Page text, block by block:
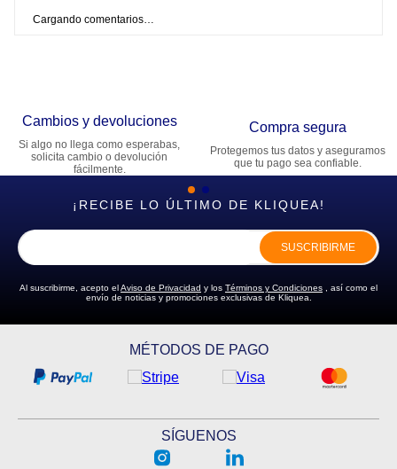
Cargando comentarios…
Cambios y devoluciones
Si algo no llega como esperabas,
solicita cambio o devolución
fácilmente.
Compra segura
Protegemos tus datos y aseguramos
que tu pago sea confiable.
¡RECIBE LO ÚLTIMO DE KLIQUEA!
SUSCRIBIRME
Al suscribirme, acepto elAviso de Privacidad y los Términos y Condiciones , así como el
envío de noticias y promociones exclusivas de Kliquea.
MÉTODOS DE PAGO
SÍGUENOS